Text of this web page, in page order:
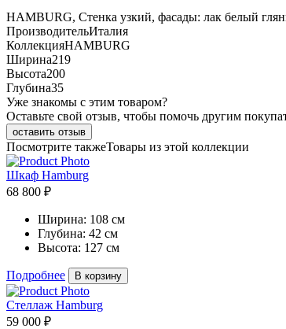
HAMBURG, Стенка узкий, фасады: лак белый
ПроизводительИталия
КоллекцияHAMBURG
Ширина219
Высота200
Глубина35
Уже знакомы с этим товаром?
Оставьте свой отзыв, чтобы помочь другим
оставить отзыв
Посмотрите такжеТовары из этой коллекции
Шкаф Hamburg
68 800 ₽
Ширина: 108 см
Глубина: 42 см
Высота: 127 см
Подробнее В корзину
Стеллаж Hamburg
59 000 ₽